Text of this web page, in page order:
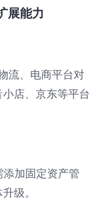
展能力
流、电商平台对
店、京东等平台
添加固定资产管
级。